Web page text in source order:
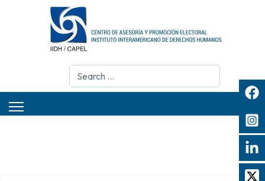
Search